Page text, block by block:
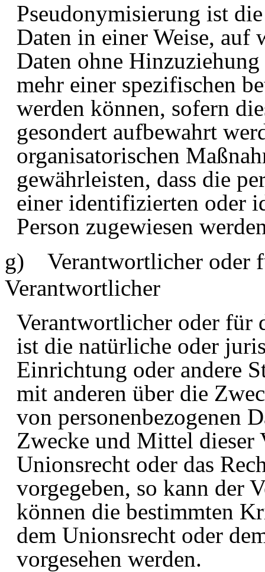
Pseudonymisierung ist
Daten in einer Weise, auf
Daten ohne
mehr einer spezifischen
werden können, sofern
gesondert aufbewahrt
organisatorischen
gewährleisten, dass die
einer identifizierten oder
Person zugewiesen
g) Verantwortlicher oder
Verantwortlicher
Verantwortlicher oder für
ist die natürliche oder
Einrichtung oder andere
mit anderen über die
von personenbezogenen
Zwecke und Mittel dieser
Unionsrecht oder das
vorgegeben, so kann der
können die bestimmten
dem Unionsrecht oder
vorgesehen werden.